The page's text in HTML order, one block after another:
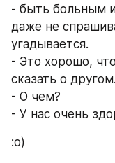
- быть больным
даже не
угадывается.
- Это хорошо,
сказать о другом.
- О чем?
- У нас очень
:о)